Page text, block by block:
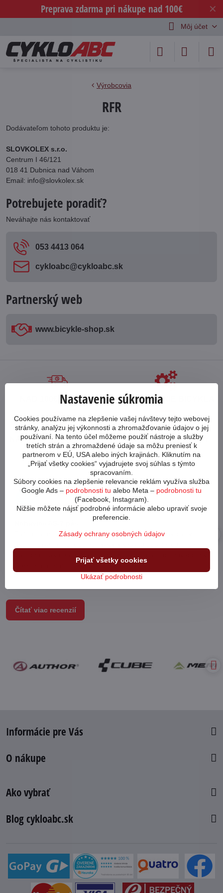
✕
Preprava zdarma pri nákupe nad 100€
Môj účet
Výrobcovia
RFR
Dodávateľom tohoto produktu je:
SLOVKOLEX s.r.o.
Centrum I 46/121
018 41 Dubnica nad Váhom
Email: info@slovkolex.sk
Potrebujete poradiť?
Neváhajte nás kontaktovať
053 4413 064
cykloabc​@cykloabc​.sk
Partnerský web
www​.bicykle-shop​.sk
NAD 100€ ZDARMA POSKLADANIE BICYKLA
NA TRHU OD ROKU 1998 PREDAJ NA SPLÁTKY
Recenzie našich zákazníkov
Kájo
Hodnotenie:
5
/
Páčilo sa mi , že mi v priebehu toho istého dňa zavolali v
Ďakujem a som spokojný aj s tovarom.
Čítať viac recenzií
Informácie pre Vás
O nákupe
Ako vybrať
Blog cykloabc.sk
Nastavenie súkromia
Cookies používame na zlepšenie vašej návštevy tejto webovej
stránky, analýzu jej výkonnosti a zhromažďovanie údajov o jej
používaní. Na tento účel môžeme použiť nástroje a služby
tretích strán a zhromaždené údaje sa môžu preniesť k
partnerom v EÚ, USA alebo iných krajinách. Kliknutím na
„Prijať všetky cookies“ vyjadrujete svoj súhlas s týmto
spracovaním.
Súbory cookies na zlepšenie relevancie reklám využíva služba
Google Ads – podrobnosti tu alebo Meta – podrobnosti tu
(Facebook, Instagram).
Nižšie môžete nájsť podrobné informácie alebo upraviť svoje
preferencie.
Zásady ochrany osobných údajov
Ukázať podrobnosti
Prijať všetky cookies